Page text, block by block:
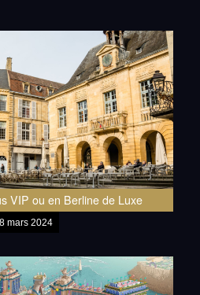
VIP ou en Berline de Luxe
mars 2024